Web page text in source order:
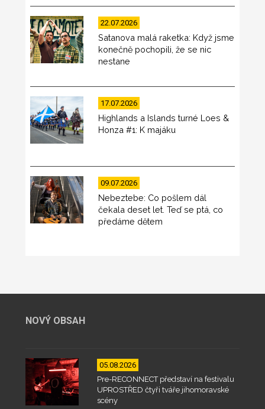
22.07.2026
Satanova malá raketka: Když jsme
konečně pochopili, že se nic
nestane
17.07.2026
Highlands a Islands turné Loes &
Honza #1: K majáku
09.07.2026
Nebeztebe: Co pošlem dál
čekala deset let. Teď se ptá, co
předáme dětem
NOVÝ OBSAH
05.08.2026
Pre-RECONNECT představí na festivalu
UPROSTŘED čtyři tváře jihomoravské
scény